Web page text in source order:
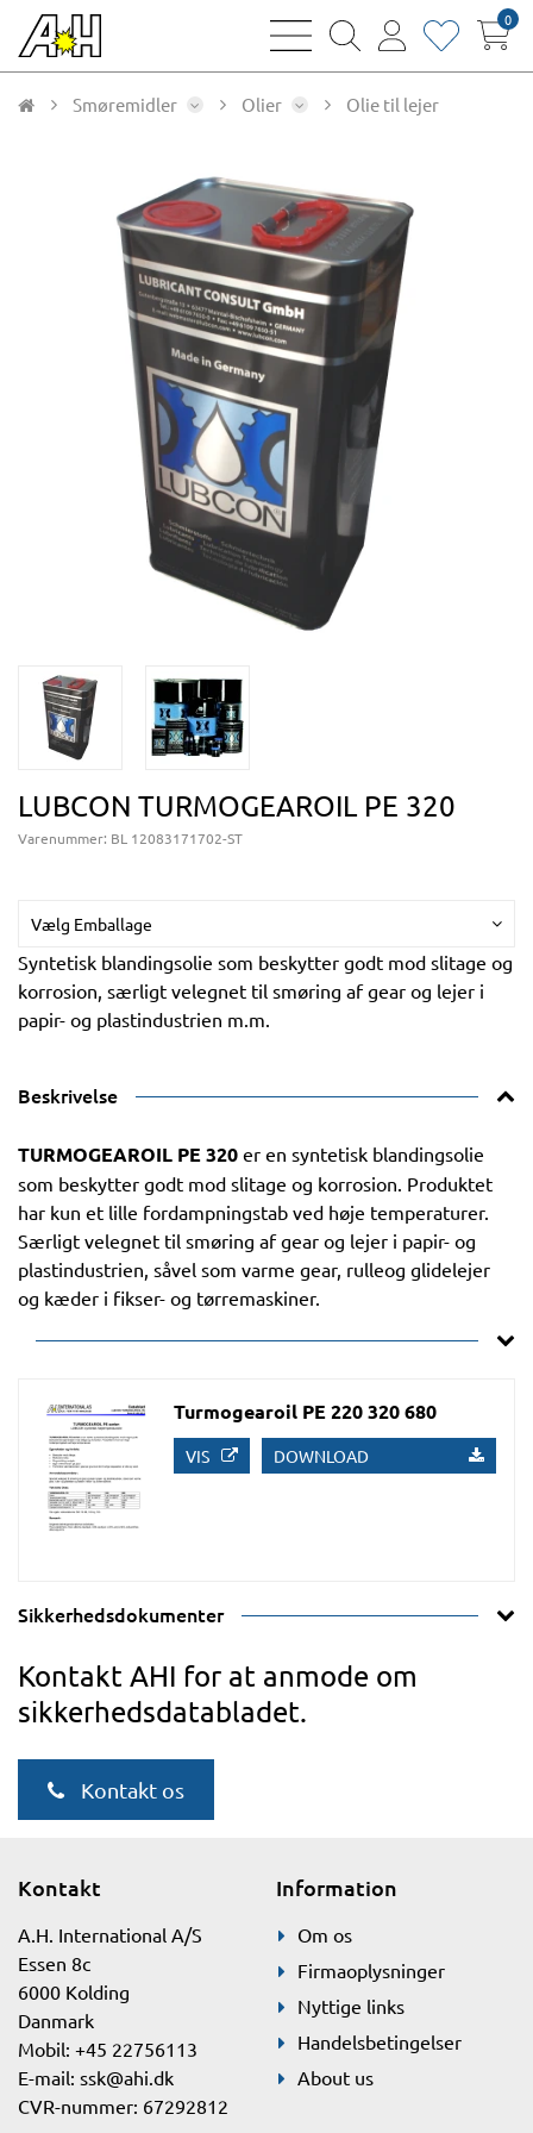
bars
magnifying
user
heart0
Smøremidler Olier Olie til lejer
LUBCON TURMOGEAROIL PE 320
Varenummer: BL 12083171702-ST
Vælg Emballage
Syntetisk blandingsolie som beskytter godt mod slitage og
korrosion, særligt velegnet til smøring af gear og lejer i
papir- og plastindustrien m.m.
Beskrivelse
TURMOGEAROIL PE 320 er en syntetisk blandingsolie
som beskytter godt mod slitage og korrosion. Produktet
har kun et lille fordampningstab ved høje temperaturer.
Særligt velegnet til smøring af gear og lejer i papir- og
plastindustrien, såvel som varme gear, rulleog glidelejer
og kæder i fikser- og tørremaskiner.
Turmogearoil PE 220 320 680
VIS DOWNLOAD
Sikkerhedsdokumenter
Kontakt AHI for at anmode om
sikkerhedsdatabladet.
Kontakt os
Kontakt
A.H. International A/S
Essen 8c
6000 Kolding
Danmark
Mobil: +45 22756113
E-mail: ssk@ahi.dk
CVR-nummer: 67292812
Information
Om os
Firmaoplysninger
Nyttige links
Handelsbetingelser
About us